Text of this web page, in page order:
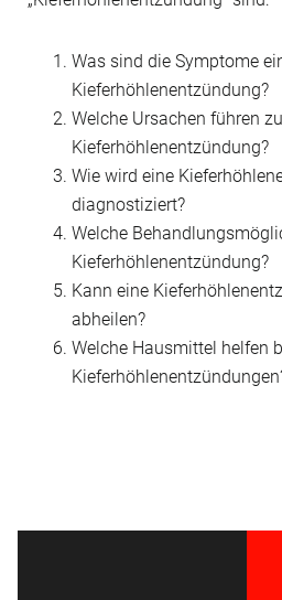
Was sind die Symptome
Kieferhöhlenentzündung?
Welche Ursachen führen
Kieferhöhlenentzündung?
Wie wird eine
diagnostiziert?
Welche
Kieferhöhlenentzündung?
Kann eine
abheilen?
Welche Hausmittel helfen